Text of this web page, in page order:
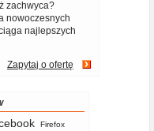
zachwyca?
nowoczesnych
najlepszych
Zapytaj o ofertę
Firefox